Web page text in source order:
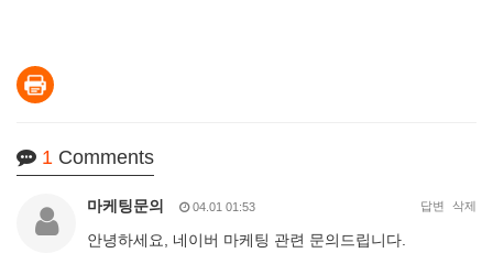
1 Comments
마케팅문의 04.01 01:53 답변 삭제
안녕하세요, 네이버 마케팅 관련 문의드립니다.